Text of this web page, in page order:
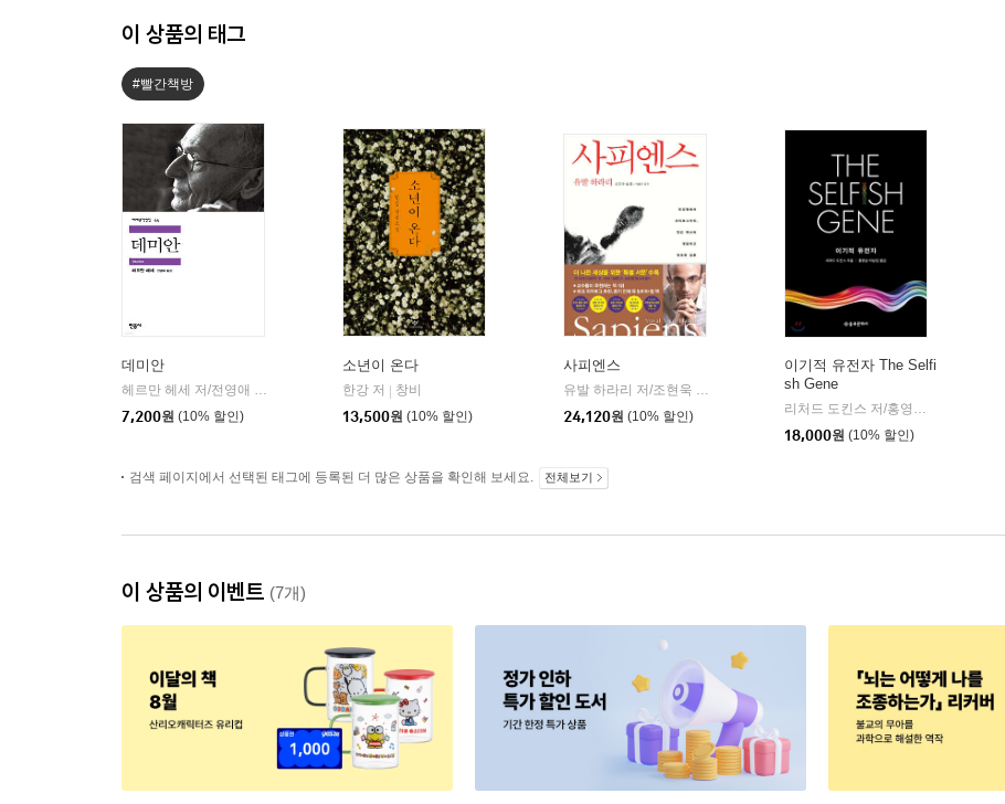
이 상품의 태그
#빨간책방
데미안
헤르만 헤세 저/전영애 역
7,200원 (10% 할인)
소년이 온다
한강 저
창비
13,500원 (10% 할인)
사피엔스
유발 하라리 저/조현욱 역/이태수 감수 | 김영사
24,120원 (10% 할인)
이기적 유전자 The Selfi
sh Gene
리처드 도킨스 저/홍영남,이상임 공역
18,000원 (10% 할인)
검색 페이지에서 선택된 태그에 등록된 더 많은 상품을 확인해 보세요. 전체보기
이 상품의 이벤트 (7개)